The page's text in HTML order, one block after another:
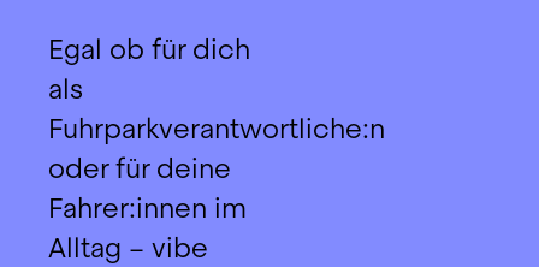
Egal ob für dich
als
Fuhrparkverantwortliche:n
oder für deine
Fahrer:innen im
Alltag – vibe